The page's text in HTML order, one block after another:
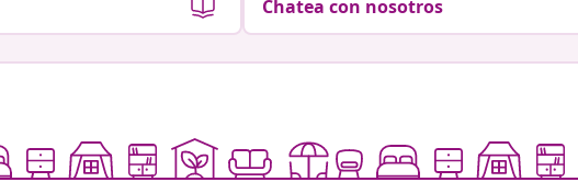
Chatea con nosotros